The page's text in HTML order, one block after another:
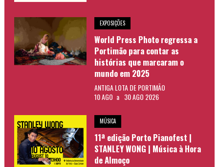
EXPOSIÇÕES
World Press Photo regressa a
Portimão para contar as
histórias que marcaram o
mundo em 2025
ANTIGA LOTA DE PORTIMÃO
10 AGO a 30 AGO 2026
MÚSICA
11ª edição Porto Pianofest |
STANLEY WONG | Música à Hora
de Almoço